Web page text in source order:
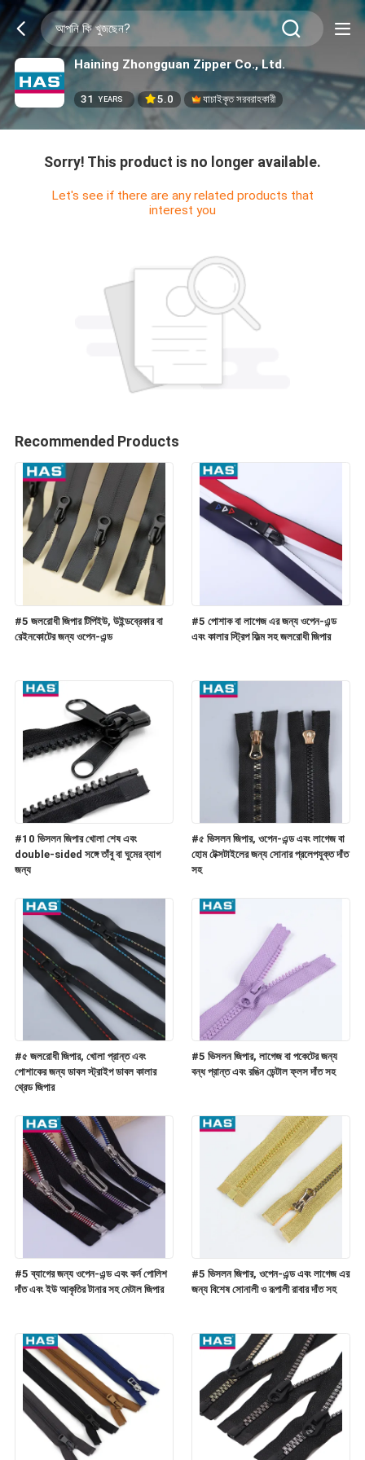
Haining Zhongguan Zipper Co., Ltd.
31 YEARS 5.0 যাচাইকৃত সরবরাহকারী
Sorry! This product is no longer available.
Let's see if there are any related products that
interest you
Recommended Products
#5 জলরোধী জিপার টিপিইউ, উইন্ডব্রেকার বা
রেইনকোটের জন্য ওপেন-এন্ড
#5 পোশাক বা লাগেজ এর জন্য ওপেন-এন্ড
এবং কালার স্ট্রিপ ফিল্ম সহ জলরোধী জিপার
#10 ভিসলন জিপার খোলা শেষ এবং
double-sided সঙ্গে তাঁবু বা ঘুমের ব্যাগ
জন্য
#৫ ভিসলন জিপার, ওপেন-এন্ড এবং লাগেজ বা
হোম টেক্সটাইলের জন্য সোনার প্রলেপযুক্ত দাঁত
সহ
#৫ জলরোধী জিপার, খোলা প্রান্ত এবং
পোশাকের জন্য ডাবল স্ট্রাইপ ডাবল কালার
থ্রেড জিপার
#5 ভিসলন জিপার, লাগেজ বা পকেটের জন্য
বন্ধ প্রান্ত এবং রঙিন ডেন্টাল ফ্লস দাঁত সহ
#5 ব্যাগের জন্য ওপেন-এন্ড এবং কর্ন পোলিশ
দাঁত এবং ইউ আকৃতির টানার সহ মেটাল জিপার
#5 ভিসলন জিপার, ওপেন-এন্ড এবং লাগেজ এর
জন্য বিশেষ সোনালী ও রূপালী রাবার দাঁত সহ